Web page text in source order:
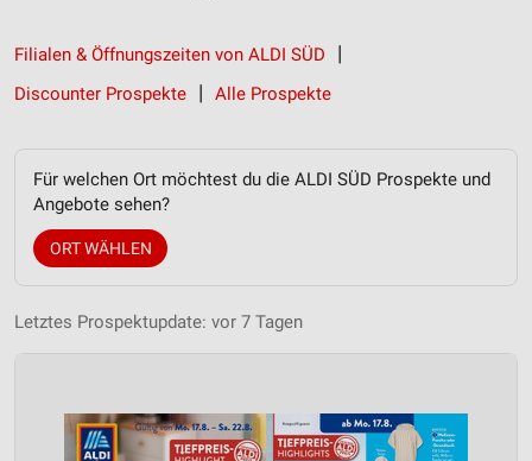
Filialen & Öffnungszeiten von ALDI SÜD
Discounter Prospekte
Alle Prospekte
Für welchen Ort möchtest du die ALDI SÜD Prospekte und
Angebote sehen?
ORT WÄHLEN
Letztes Prospektupdate: vor 7 Tagen